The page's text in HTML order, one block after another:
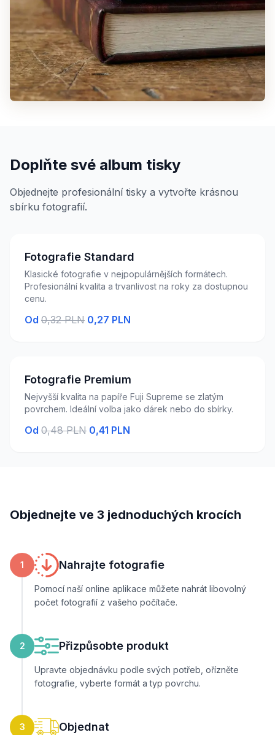
Doplňte své album tisky
Objednejte profesionální tisky a vytvořte krásnou
sbírku fotografií.
Fotografie Standard
Klasické fotografie v nejpopulárnějších formátech.
Profesionální kvalita a trvanlivost na roky za dostupnou
cenu.
Od 0,32 PLN 0,27 PLN
Fotografie Premium
Nejvyšší kvalita na papíře Fuji Supreme se zlatým
povrchem. Ideální volba jako dárek nebo do sbírky.
Od 0,48 PLN 0,41 PLN
Objednejte ve 3 jednoduchých krocích
1 Nahrajte fotografie
Pomocí naší online aplikace můžete nahrát libovolný
počet fotografií z vašeho počítače.
2 Přizpůsobte produkt
Upravte objednávku podle svých potřeb, ořízněte
fotografie, vyberte formát a typ povrchu.
3 Objednat